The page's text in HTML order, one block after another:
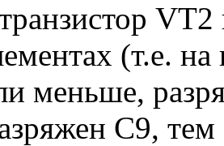
(т.е.
меньше,
C9,